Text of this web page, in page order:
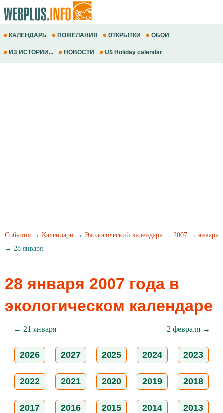
КАЛЕНДАРЬ ПОЖЕЛАНИЯ ОТКРЫТКИ ОБОИ
ИЗ ИСТОРИИ... НОВОСТИ US Holiday calendar
События → Календари → Экологический календарь → 2007 → январь
→ 28 января
28 января 2007 года в
экологическом календаре
← 21 января 2 февраля →
2026 2027 2025 2024 2023
2022 2021 2020 2019 2018
2017 2016 2015 2014 2013